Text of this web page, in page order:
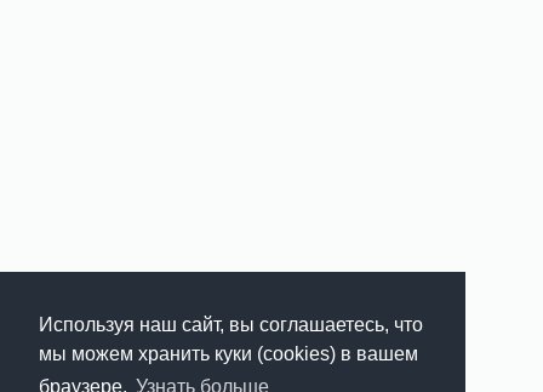
Используя наш сайт, вы соглашаетесь, что
мы можем хранить куки (cookies) в вашем
браузере. Узнать больше